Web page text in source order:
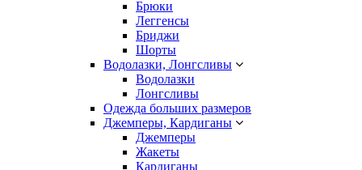
Брюки
Леггенсы
Бриджи
Шорты
Водолазки, Лонгсливы
Водолазки
Лонгсливы
Одежда больших размеров
Джемперы, Кардиганы
Джемперы
Жакеты
Кардиганы